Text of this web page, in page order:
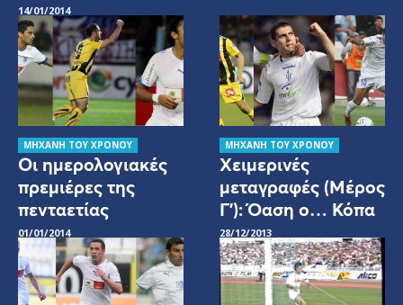
14/01/2014
ΜΗΧΑΝΗ ΤΟΥ ΧΡΟΝΟΥ
Οι ημερολογιακές
πρεμιέρες της
πενταετίας
01/01/2014
ΜΗΧΑΝΗ ΤΟΥ ΧΡΟΝΟΥ
Χειμερινές
μεταγραφές (Μέρος
Γ’): Όαση ο… Κόπα
28/12/2013